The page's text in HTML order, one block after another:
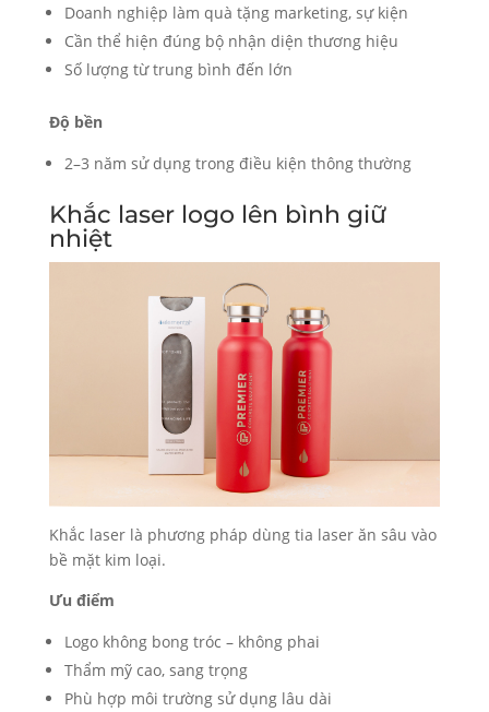
Doanh nghiệp làm quà tặng marketing, sự kiện
Cần thể hiện đúng bộ nhận diện thương hiệu
Số lượng từ trung bình đến lớn
Độ bền
2–3 năm sử dụng trong điều kiện thông thường
Khắc laser logo lên bình giữ
nhiệt
Khắc laser là phương pháp dùng tia laser ăn sâu vào
bề mặt kim loại.
Ưu điểm
Logo không bong tróc – không phai
Thẩm mỹ cao, sang trọng
Phù hợp môi trường sử dụng lâu dài